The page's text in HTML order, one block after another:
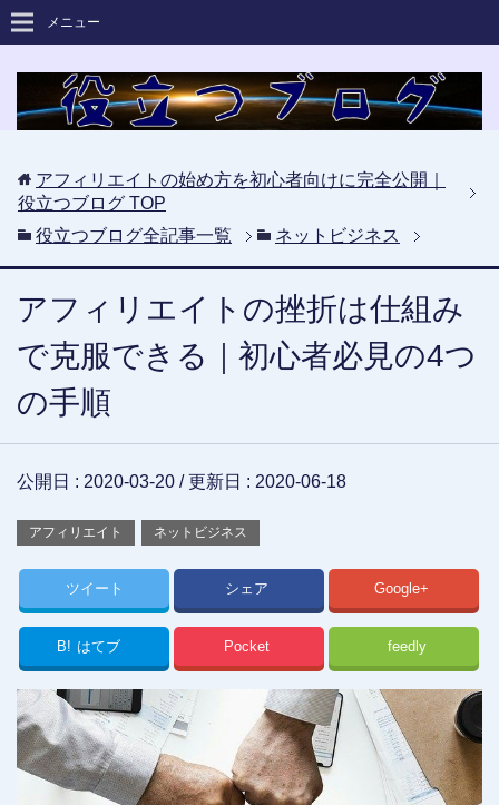
メニュー
アフィリエイトの始め方を初心者向けに完全公開｜
役立つブログ TOP
役立つブログ全記事一覧
ネットビジネス
アフィリエイトの挫折は仕組み
で克服できる｜初心者必見の4つ
の手順
公開日 : 2020-03-20 / 更新日 : 2020-06-18
アフィリエイト ネットビジネス
ツイート シェア Google+
B! はてブ Pocket feedly